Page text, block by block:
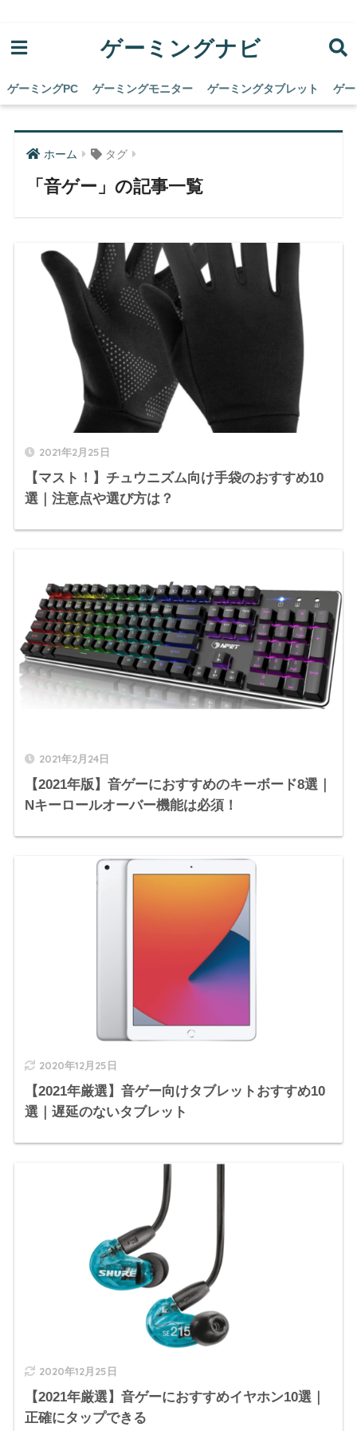
ゲーミングナビ
ゲーミングPC ゲーミングモニター ゲーミングタブレット ゲ
ホーム タグ
「音ゲー」の記事一覧
2021年2月25日
【マスト！】チュウニズム向け手袋のおすすめ10
選｜注意点や選び方は？
2021年2月24日
【2021年版】音ゲーにおすすめのキーボード8選｜
Nキーロールオーバー機能は必須！
2020年12月25日
【2021年厳選】音ゲー向けタブレットおすすめ10
選｜遅延のないタブレット
2020年12月25日
【2021年厳選】音ゲーにおすすめイヤホン10選｜
正確にタップできる